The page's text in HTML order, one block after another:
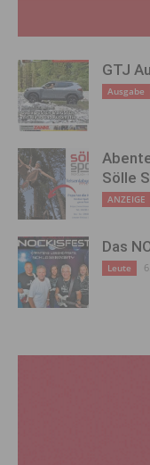
GTJ
Ausgabe
Sölle
ANZEIGE
Das
Leute